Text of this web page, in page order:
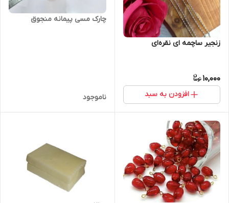
زنجیر ساچمه ای نقره‌ای
10,000
افزودن به سبد
چارک مسی پیمانه منجوق
ناموجود